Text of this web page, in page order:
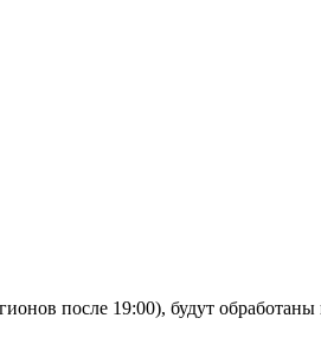
после 19:00), будут